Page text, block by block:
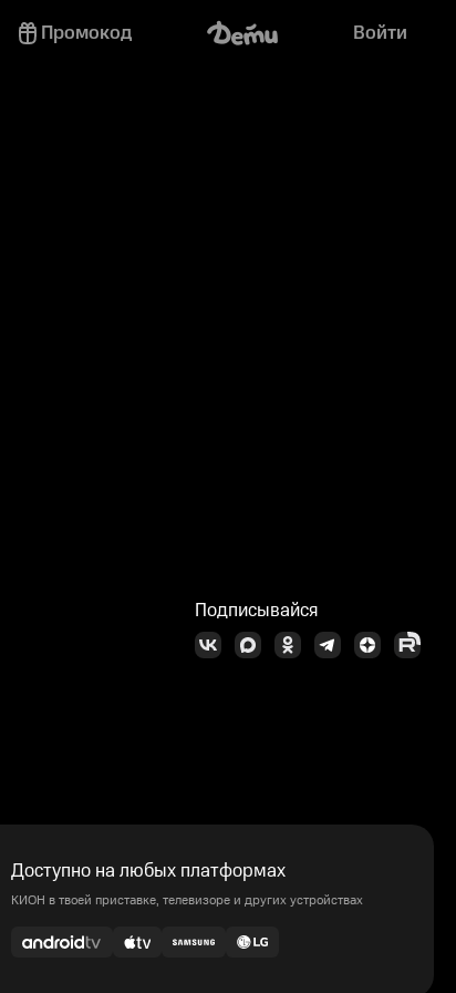
Промокод Войти
Подписывайся
Доступно на любых платформах
КИОН в твоей приставке, телевизоре и других устройствах